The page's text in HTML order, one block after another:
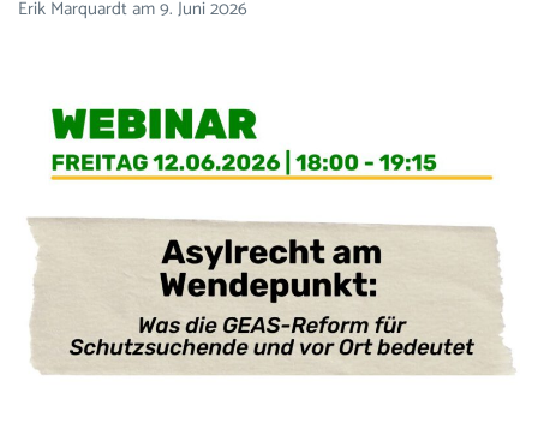
Erik Marquardtam9. Juni 2026